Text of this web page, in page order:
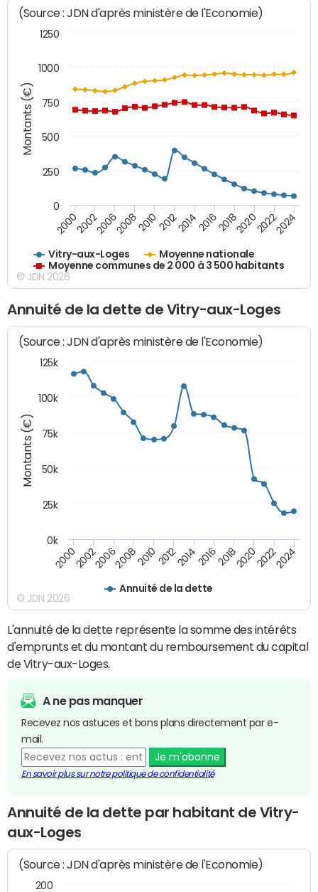
Montants (€)
(Source : JDN d'après ministère de l'Economie)
Vitry-aux-Loges
Moyenne nationale
Moyenne communes de 2 000 à 3 500 habitants
200020022006200820102012201420162018202020222024
0
250
500
750
1000
1250
© JDN 2026
Annuité de la dette de Vitry-aux-Loges
Montants (€)
(Source : JDN d'après ministère de l'Economie)
Annuité de la dette
200020022006200820102012201420162018202020222024
0k
25k
50k
75k
100k
125k
© JDN 2026
L'annuité de la dette représente la somme des intérêts
d'emprunts et du montant du remboursement du capital
de Vitry-aux-Loges.
A ne pas manquer
Recevez nos astuces et bons plans directement par e-
mail.
Je m'abonne
En savoir plus sur notre politique de confidentialité
Annuité de la dette par habitant de Vitry-
aux-Loges
(Source : JDN d'après ministère de l'Economie)
200